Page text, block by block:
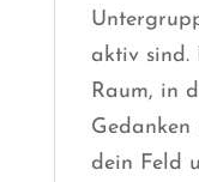
aktiv sind.
Raum, in
dein Feld